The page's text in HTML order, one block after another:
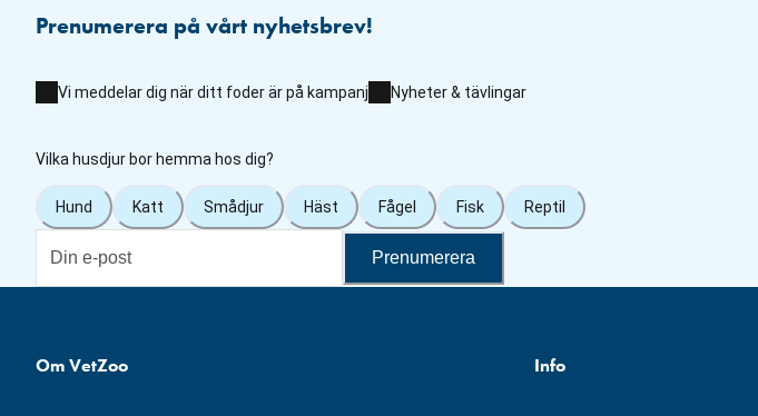
Prenumerera på vårt nyhetsbrev!
Vi meddelar dig när ditt foder är på kampanj Nyheter & tävlingar
Vilka husdjur bor hemma hos dig?
Hund Katt Smådjur Häst Fågel Fisk Reptil
Prenumerera
Om VetZoo Info